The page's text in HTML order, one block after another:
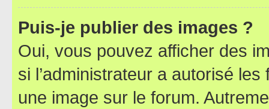
Puis-je publier des images ?
Oui, vous pouvez afficher des
si l’administrateur a autorisé
une image sur le forum.